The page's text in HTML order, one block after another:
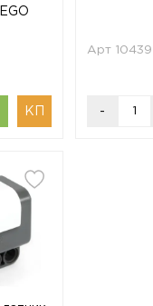
Арт 10439
-